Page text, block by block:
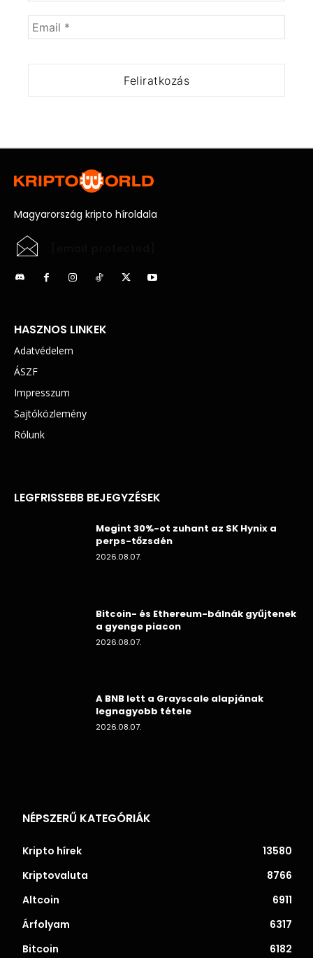
Magyarország kripto híroldala
HASZNOS LINKEK
Adatvédelem
ÁSZF
Impresszum
Sajtóközlemény
Rólunk
LEGFRISSEBB BEJEGYZÉSEK
Megint 30%-ot zuhant az SK Hynix a
perps-tőzsdén
2026.08.07.
Bitcoin- és Ethereum-bálnák gyűjtenek
a gyenge piacon
2026.08.07.
A BNB lett a Grayscale alapjának
legnagyobb tétele
2026.08.07.
NÉPSZERŰ KATEGÓRIÁK
Kripto hírek
13580
Kriptovaluta
8766
Altcoin
6911
Árfolyam
6317
Bitcoin
6182